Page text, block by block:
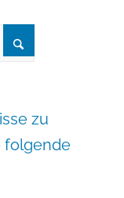
zu
folgende